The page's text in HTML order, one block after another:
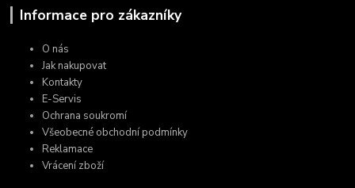
Informace pro zákazníky
O nás
Jak nakupovat
Kontakty
E-Servis
Ochrana soukromí
Všeobecné obchodní podmínky
Reklamace
Vrácení zboží